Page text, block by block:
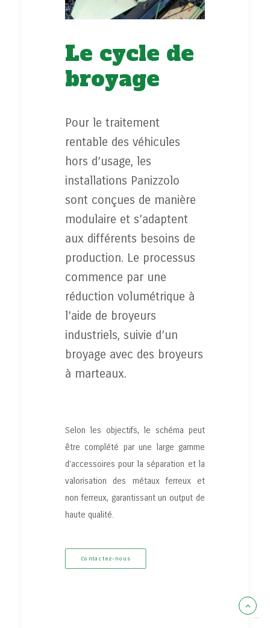
Le cycle de
broyage
Pour le traitement
rentable des véhicules
hors d’usage, les
installations Panizzolo
sont conçues de manière
modulaire et s’adaptent
aux différents besoins de
production. Le processus
commence par une
réduction volumétrique à
l’aide de broyeurs
industriels, suivie d’un
broyage avec des broyeurs
à marteaux.
Selon les objectifs, le schéma peut
être complété par une large gamme
d’accessoires pour la séparation et la
valorisation des métaux ferreux et
non ferreux, garantissant un output de
haute qualité.
Contactez-nous